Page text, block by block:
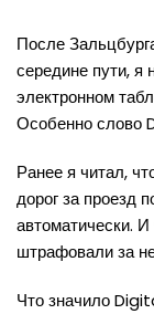
После
середине пути, я
электронном
Особенно слово
Ранее я читал,
дорог за проезд
автоматически.
штрафовали за
Что значило